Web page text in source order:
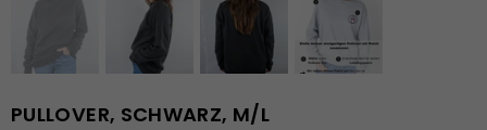
PULLOVER, SCHWARZ, M/L